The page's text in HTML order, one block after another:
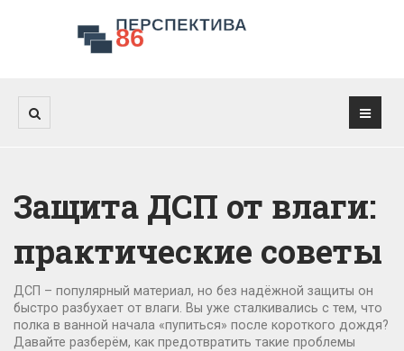
Защита ДСП от влаги:
практические советы
ДСП – популярный материал, но без надёжной защиты он
быстро разбухает от влаги. Вы уже сталкивались с тем, что
полка в ванной начала «пупиться» после короткого дождя?
Давайте разберём, как предотвратить такие проблемы